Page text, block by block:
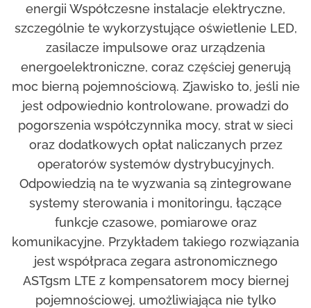
energii Współczesne instalacje elektryczne,
szczególnie te wykorzystujące oświetlenie LED,
zasilacze impulsowe oraz urządzenia
energoelektroniczne, coraz częściej generują
moc bierną pojemnościową. Zjawisko to, jeśli nie
jest odpowiednio kontrolowane, prowadzi do
pogorszenia współczynnika mocy, strat w sieci
oraz dodatkowych opłat naliczanych przez
operatorów systemów dystrybucyjnych.
Odpowiedzią na te wyzwania są zintegrowane
systemy sterowania i monitoringu, łączące
funkcje czasowe, pomiarowe oraz
komunikacyjne. Przykładem takiego rozwiązania
jest współpraca zegara astronomicznego
ASTgsm LTE z kompensatorem mocy biernej
pojemnościowej, umożliwiająca nie tylko